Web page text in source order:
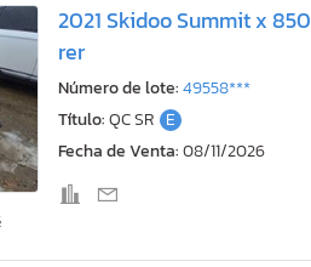
2021 Skidoo Summit x 850
rer
Número de lote:49558***
Título:QC SR E
Fecha de Venta:08/11/2026